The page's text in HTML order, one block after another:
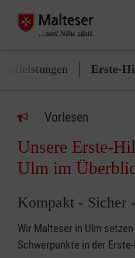
Erste-
Vorlesen
Unsere Erste-
Ulm im
Kompakt - Sicher
Wir Malteser in Ulm
Schwerpunkte in der